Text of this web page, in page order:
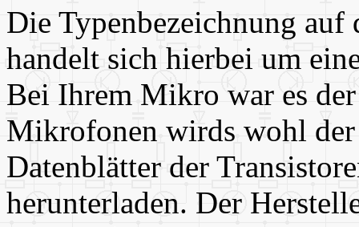
Die Typenbezeichnung
handelt sich hierbei um
Bei Ihrem Mikro war es
Mikrofonen wirds wohl
Datenblätter der
herunterladen. Der